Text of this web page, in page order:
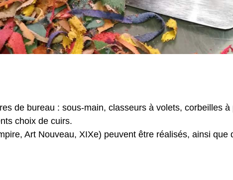
de bureau : sous-main, classeurs à volets, corbeilles
choix de cuirs.
Art Nouveau, XIXe) peuvent être réalisés, ainsi